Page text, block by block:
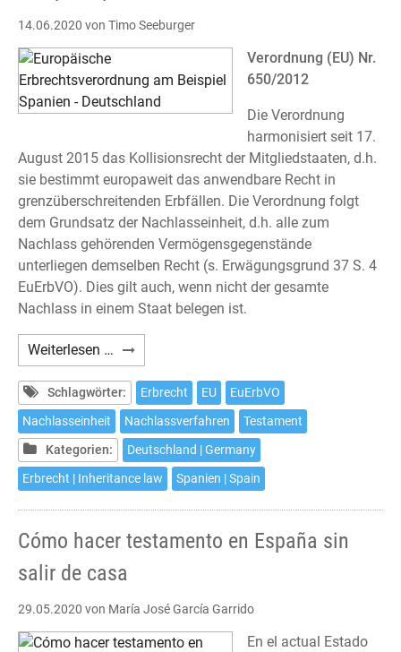
14.06.2020 von Timo Seeburger
Verordnung (EU) Nr.
650/2012
Die Verordnung
harmonisiert seit 17.
August 2015 das Kollisionsrecht der Mitgliedstaaten, d.h.
sie bestimmt europaweit das anwendbare Recht in
grenzüberschreitenden Erbfällen. Die Verordnung folgt
dem Grundsatz der Nachlasseinheit, d.h. alle zum
Nachlass gehörenden Vermögensgegenstände
unterliegen demselben Recht (s. Erwägungsgrund 37 S. 4
EuErbVO). Dies gilt auch, wenn nicht der gesamte
Nachlass in einem Staat belegen ist.
Weiterlesen … Europäische
Erbrechtsverordnung
am
Beispiel
Spanien
Deutschland
Schlagwörter: Erbrecht EU
EuErbVO
Nachlasseinheit
Nachlassverfahren
Testament
Kategorien:
Deutschland | Germany
Erbrecht | Inheritance law
Spanien | Spain
Cómo hacer testamento en España sin
salir de casa
29.05.2020 von María José García Garrido
En el actual Estado